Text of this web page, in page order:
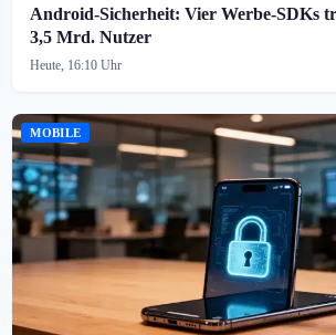
Android-Sicherheit: Vier Werbe-SDKs
3,5 Mrd. Nutzer
Heute, 16:10 Uhr
MOBILE